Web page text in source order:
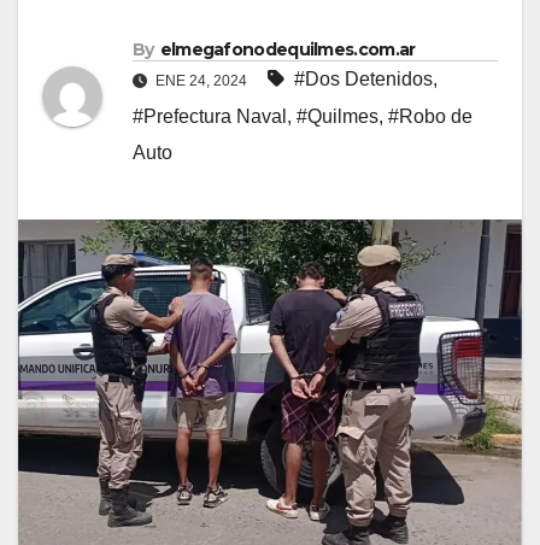
By elmegafonodequilmes.com.ar
ENE 24, 2024 #Dos Detenidos,
#Prefectura Naval , #Quilmes, #Robo de
Auto